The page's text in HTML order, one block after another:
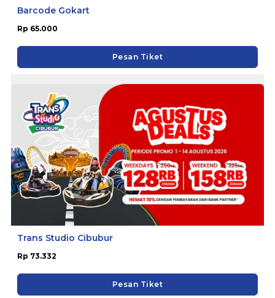
Barcode Gokart
Rp 65.000
Pesan Tiket
Trans Studio Cibubur
Rp 73.332
Pesan Tiket